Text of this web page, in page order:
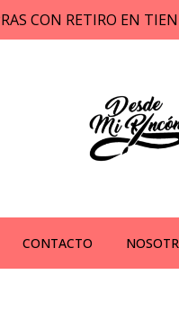
CON RETIRO EN
CONTACTO